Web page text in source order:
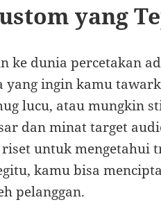
yang
ke dunia percetakan
ingin kamu
lucu, atau mungkin
dan minat target
untuk mengetahui
kamu bisa
pelanggan.